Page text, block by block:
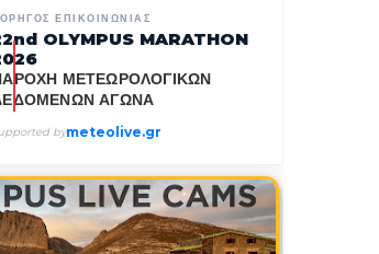
ΕΠΙΚΟΙΝΩΝΙΑΣ
OLYMPUS MARATHON
ΜΕΤΕΩΡΟΛΟΓΙΚΩΝ
ΑΓΩΝΑ
bymeteolive.gr